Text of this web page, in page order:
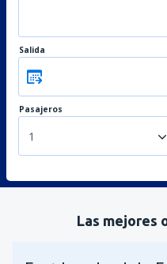
Salida
Pasajeros
1
Las mejores